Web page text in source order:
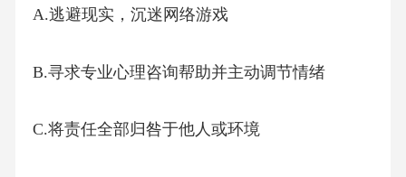
A.逃避现实，沉迷网络游戏
B.寻求专业心理咨询帮助并主动调节情绪
C.将责任全部归咎于他人或环境